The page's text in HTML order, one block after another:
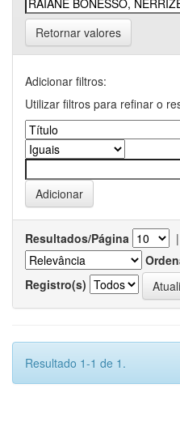
Retornar valores
Adicionar filtros:
Utilizar filtros para refinar o
Resultados/Página |
Registro(s)
Resultado 1-1 de 1.